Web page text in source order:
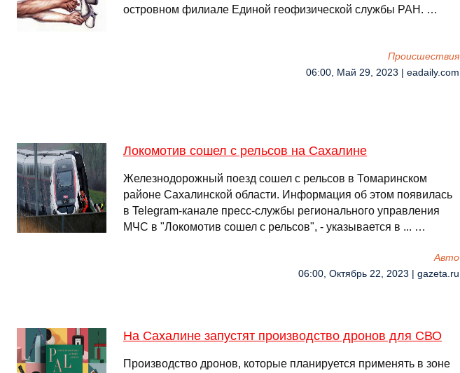
островном филиале Единой геофизической службы РАН. …
Происшествия
06:00, Май 29, 2023 | eadaily.com
Локомотив сошел с рельсов на Сахалине
Железнодорожный поезд сошел с рельсов в Томаринском
районе Сахалинской области. Информация об этом появилась
в Telegram-канале пресс-службы регионального управления
МЧС в "Локомотив сошел с рельсов", - указывается в ... …
Авто
06:00, Октябрь 22, 2023 | gazeta.ru
На Сахалине запустят производство дронов для СВО
Производство дронов, которые планируется применять в зоне